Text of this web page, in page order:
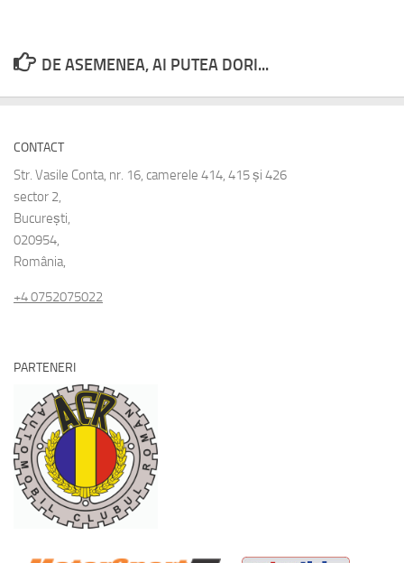
DE ASEMENEA, AI PUTEA DORI...
CONTACT
Str. Vasile Conta, nr. 16, camerele 414, 415 și 426
sector 2,
București,
020954,
România,
+4 0752075022
PARTENERI